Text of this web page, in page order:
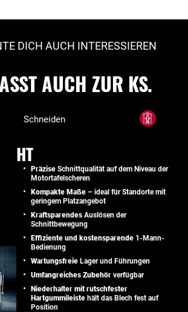
DICH AUCH INTERESSIEREN
AUCH ZUR KS.
Schneiden
HT
Präzise Schnittqualität auf dem Niveau der
Motortafelscheren
Kompakte Maße – ideal für Standorte mit
geringem Platzangebot
Kraftsparendes Auslösen der
Schnittbewegung
Effiziente und kostensparende 1-Mann-
Bedienung
Wartungsfreie Lager und Führungen
Umfangreiches Zubehör verfügbar
Niederhalter mit rutschfester
Hartgummileiste hält das Blech fest auf
Position